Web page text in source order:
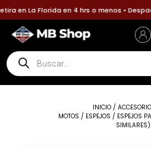
Ir
al
contenido
en La Florida en 4 hrs o menos •
Búsqueda
de
productos
INICIO /
MOTOS / ESPEJOS / ESPEJOS
SIMILARES)